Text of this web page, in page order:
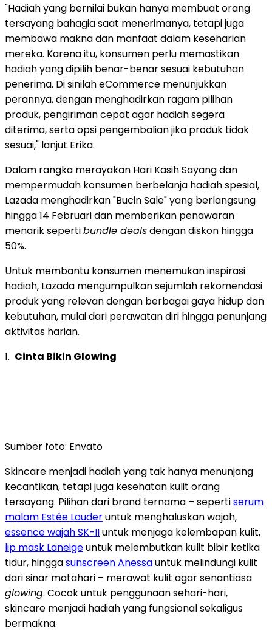
"Hadiah yang bernilai bukan hanya membuat orang
tersayang bahagia saat menerimanya, tetapi juga
membawa makna dan manfaat dalam keseharian
mereka. Karena itu, konsumen perlu memastikan
hadiah yang dipilih benar-benar sesuai kebutuhan
penerima. Di sinilah eCommerce menunjukkan
perannya, dengan menghadirkan ragam pilihan
produk, pengiriman cepat agar hadiah segera
diterima, serta opsi pengembalian jika produk tidak
sesuai," lanjut Erika.
Dalam rangka merayakan Hari Kasih Sayang dan
mempermudah konsumen berbelanja hadiah spesial,
Lazada menghadirkan "Bucin Sale" yang berlangsung
hingga 14 Februari dan memberikan penawaran
menarik sepertibundle dealsdengan diskon hingga
50%.
Untuk membantu konsumen menemukan inspirasi
hadiah, Lazada mengumpulkan sejumlah rekomendasi
produk yang relevan dengan berbagai gaya hidup dan
kebutuhan, mulai dari perawatan diri hingga penunjang
aktivitas harian.
1. Cinta Bikin Glowing
Sumber foto: Envato
Skincare menjadi hadiah yang tak hanya menunjang
kecantikan, tetapi juga kesehatan kulit orang
tersayang. Pilihan dari brand ternama – sepertiserum
malam Estée Lauderuntuk menghaluskan wajah,
essence wajah SK-IIuntuk menjaga kelembapan kulit,
lip mask Laneigeuntuk melembutkan kulit bibir ketika
tidur, hinggasunscreen Anessauntuk melindungi kulit
dari sinar matahari – merawat kulit agar senantiasa
glowing. Cocok untuk penggunaan sehari-hari,
skincare menjadi hadiah yang fungsional sekaligus
bermakna.